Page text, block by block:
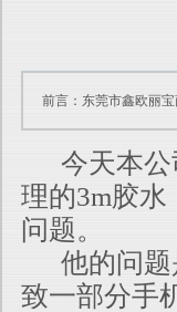
前言：东莞市鑫欧丽
今天本公
理的3m胶
问题。
他的问题
致一部分手